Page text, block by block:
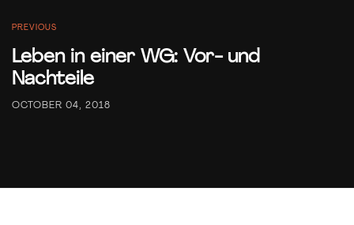
PREVIOUS
Leben in einer WG: Vor- und
Nachteile
OCTOBER 04, 2018